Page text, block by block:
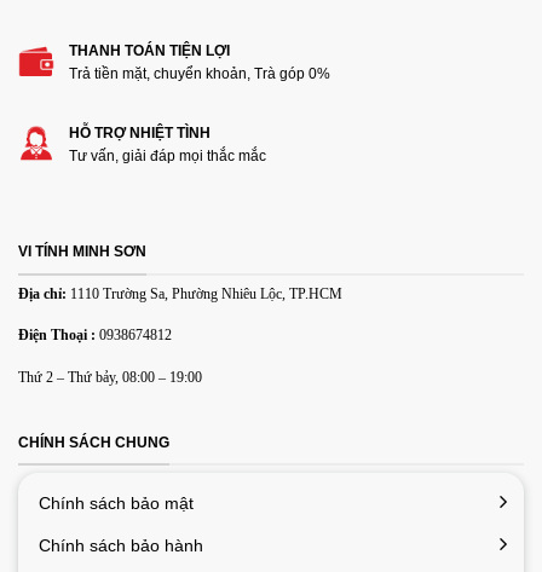
Thêm ảnh đánh giá
Email *
Lưu tên của tôi, email, và trang web trong trình duyệt này
THANH TOÁN TIỆN LỢI
Trả tiền mặt, chuyển khoản, Trà góp 0%
HỖ TRỢ NHIỆT TÌNH
Tư vấn, giải đáp mọi thắc mắc
VI TÍNH MINH SƠN
Địa chỉ: 1110 Trường Sa, Phường Nhiêu Lộc, TP.HCM
Điện Thoại : 0938674812
Thứ 2 – Thứ bảy, 08:00 – 19:00
CHÍNH SÁCH CHUNG
Chính sách bảo mật
Chính sách bảo hành